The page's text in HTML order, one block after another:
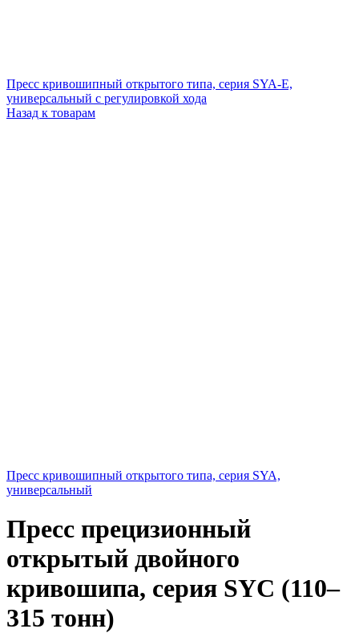
Пресс кривошипный открытого типа, серия SYA-E,
универсальный с регулировкой хода
Назад к товарам
Пресс кривошипный открытого типа, серия SYA,
универсальный
Пресс прецизионный
открытый двойного
кривошипа, серия SYC (110–
315 тонн)